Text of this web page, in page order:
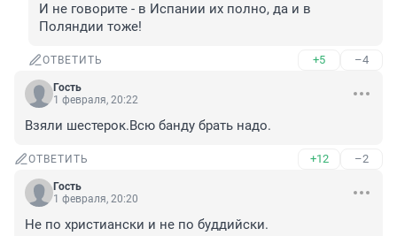
И не говорите - в Испании их полно, да и в
Поляндии тоже!
ОТВЕТИТЬ +5 –4
Гость
1 февраля, 20:22
Взяли шестерок.Всю банду брать надо.
ОТВЕТИТЬ +12 –2
Гость
1 февраля, 20:20
Не по христиански и не по буддийски.